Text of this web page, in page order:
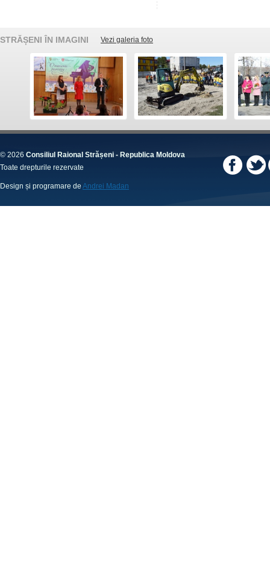
STRĂȘENI ÎN IMAGINI Vezi galeria foto
© 2026 Consiliul Raional Strășeni - Republica Moldova
Toate drepturile rezervate
Design și programare de Andrei Madan